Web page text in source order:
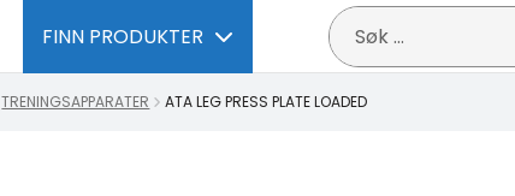
FINN PRODUKTER
Søk
etter:
TRENINGSAPPARATER ATA LEG PRESS PLATE LOADED